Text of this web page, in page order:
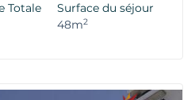
Totale
Surface du séjour
48m2